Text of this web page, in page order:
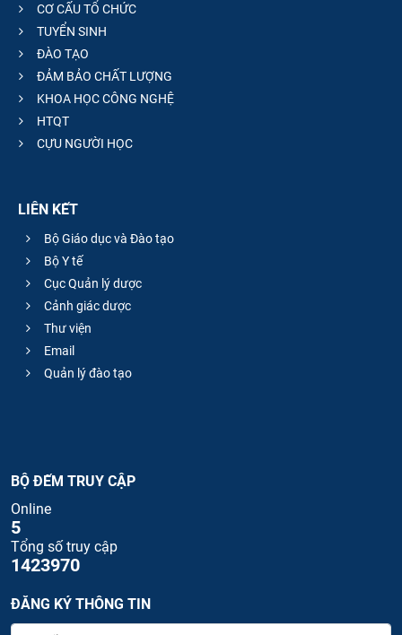
CƠ CẤU TỔ CHỨC
TUYỂN SINH
ĐÀO TẠO
ĐẢM BẢO CHẤT LƯỢNG
KHOA HỌC CÔNG NGHỆ
HTQT
CỰU NGƯỜI HỌC
LIÊN KẾT
Bộ Giáo dục và Đào tạo
Bộ Y tế
Cục Quản lý dược
Cảnh giác dược
Thư viện
Email
Quản lý đào tạo
BỘ ĐẾM TRUY CẬP
Online
5
Tổng số truy cập
1423970
ĐĂNG KÝ THÔNG TIN